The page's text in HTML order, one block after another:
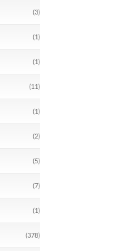
(3)
(1)
(1)
(11)
(1)
(2)
(5)
(7)
(1)
(378)